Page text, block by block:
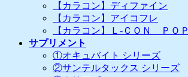
【カラコン】ディファイン
【カラコン】アイコフレ
【カラコン】Ｌ-ＣＯＮ ＰＯＰ
サプリメント
①オキュバイト シリーズ
②サンテルタックス シリーズ